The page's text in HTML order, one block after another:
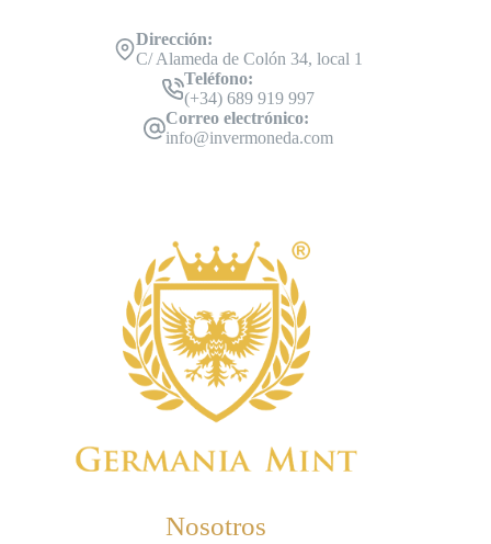
Dirección:
C/ Alameda de Colón 34, local 1
Teléfono:
(+34) 689 919 997
Correo electrónico:
info@invermoneda.com
Nosotros